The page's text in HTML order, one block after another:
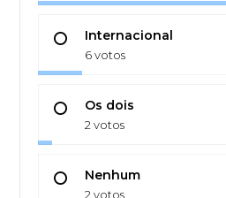
Internacional
6 votos
Os dois
2 votos
Nenhum
2 votos